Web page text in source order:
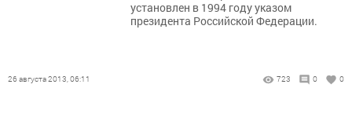
установлен в 1994 году указом
президента Российской Федерации.
26 августа 2013, 06:11 723 0 0